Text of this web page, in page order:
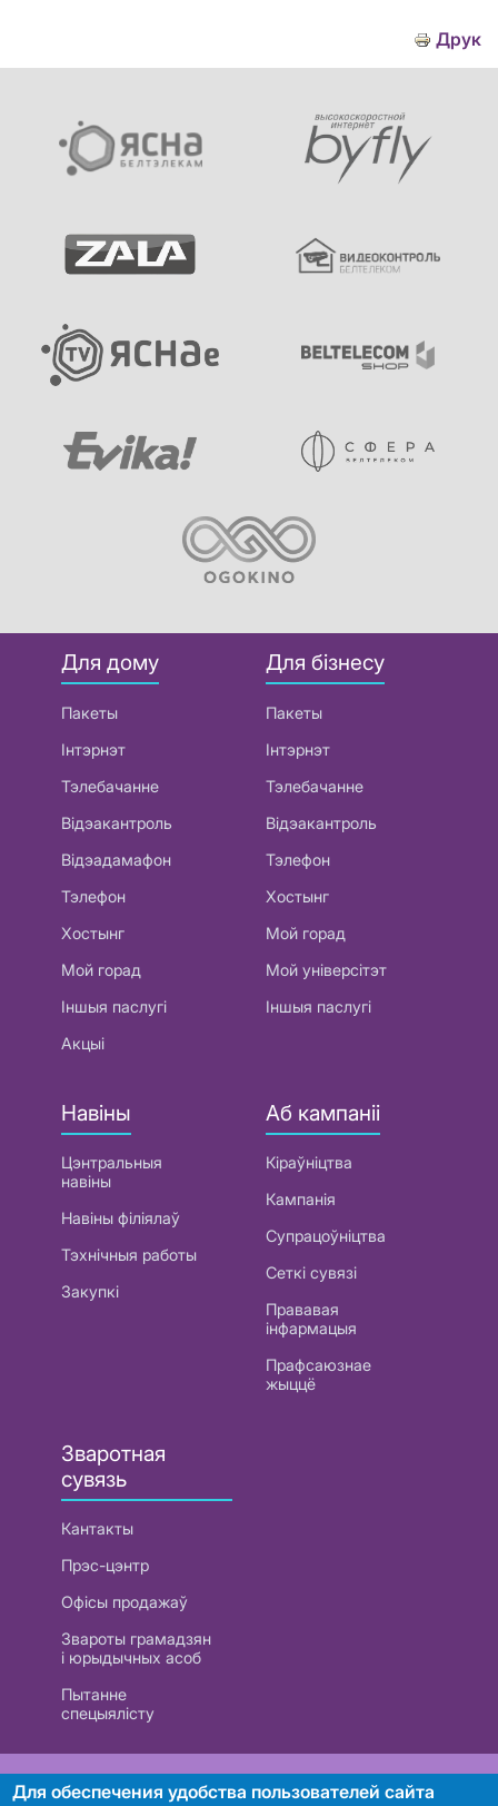
Друк
Для дому
Пакеты
Інтэрнэт
Тэлебачанне
Відэакантроль
Відэадамафон
Тэлефон
Хостынг
Мой горад
Іншыя паслугі
Акцыі
Для бізнесу
Пакеты
Інтэрнэт
Тэлебачанне
Відэакантроль
Тэлефон
Хостынг
Мой горад
Мой універсітэт
Іншыя паслугі
Навіны
Цэнтральныя
навіны
Навіны філіялаў
Тэхнічныя работы
Закупкі
Аб кампаніі
Кіраўніцтва
Кампанія
Супрацоўніцтва
Сеткі сувязі
Прававая
інфармацыя
Прафсаюзнае
жыццё
Зваротная
сувязь
Кантакты
Прэс-цэнтр
Офісы продажаў
Звароты грамадзян
і юрыдычных асоб
Пытанне
спецыялісту
РУП «Белтэлекам». УНП 101007741
Для обеспечения удобства пользователей сайта